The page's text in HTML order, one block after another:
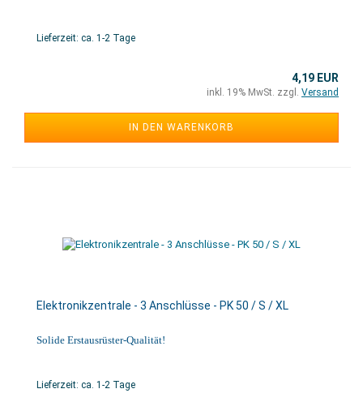
Lieferzeit: ca. 1-2 Tage
4,19 EUR
inkl. 19% MwSt. zzgl. Versand
IN DEN WARENKORB
Elektronikzentrale - 3 Anschlüsse - PK 50 / S / XL
Solide Erstausrüster-Qualität!
Lieferzeit: ca. 1-2 Tage